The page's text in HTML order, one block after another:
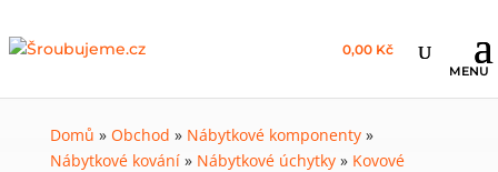
0,00 Kč
Domů » Obchod » Nábytkové komponenty»
Nábytkové kování» Nábytkové úchytky» Kovové